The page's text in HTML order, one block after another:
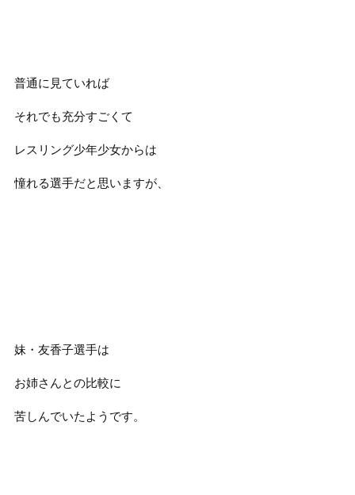
普通に見ていれば
それでも充分すごくて
レスリング少年少女からは
憧れる選手だと思いますが、
妹・友香子選手は
お姉さんとの比較に
苦しんでいたようです。